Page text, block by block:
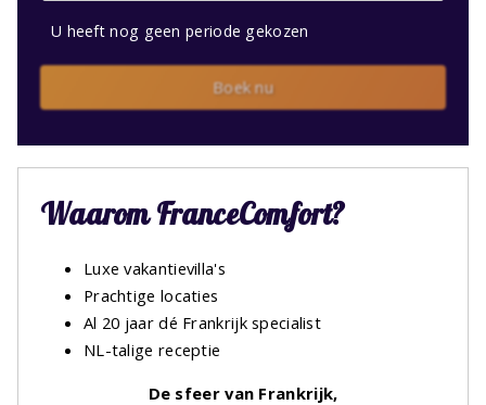
U heeft nog geen periode gekozen
Boek nu
Waarom FranceComfort?
Luxe vakantievilla's
Prachtige locaties
Al 20 jaar dé Frankrijk specialist
NL-talige receptie
De sfeer van Frankrijk,